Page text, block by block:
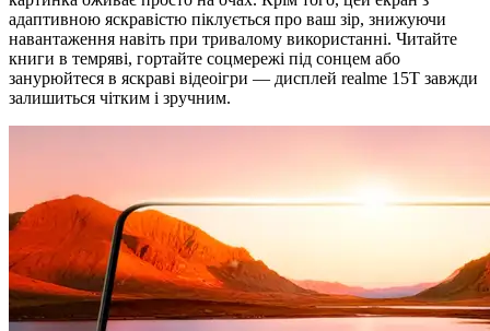
адаптивною яскравістю піклується про ваш зір, знижуючи
навантаження навіть при тривалому використанні. Читайте
книги в темряві, гортайте соцмережі під сонцем або
занурюйтеся в яскраві відеоігри — дисплей realme 15T завжди
залишиться чітким і зручним.